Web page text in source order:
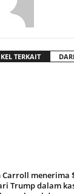
TERKAIT
Carroll menerima
Trump dalam